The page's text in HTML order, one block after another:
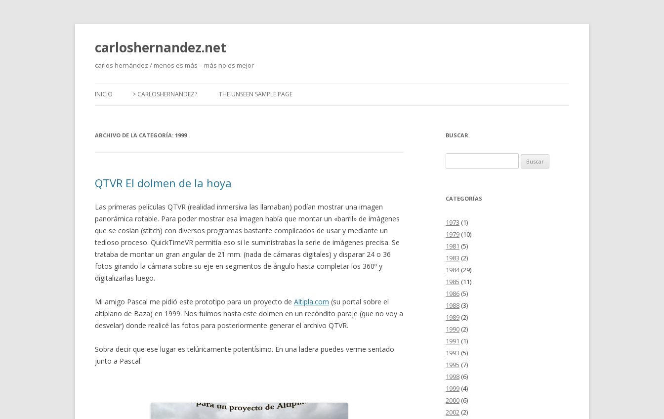
carloshernandez.net
carlos hernández / menos es más – más no es mejor
INICIO > CARLOSHERNANDEZ? THE UNSEEN SAMPLE PAGE
ARCHIVO DE LA CATEGORÍA: 1999
QTVR El dolmen de la hoya
Las primeras películas QTVR (realidad inmersiva las llamaban) podían mostrar una imagen
panorámica rotable. Para poder mostrar esa imagen había que montar un «barril» de imágenes
que se cosían (stitch) con diversos programas bastante complicados de usar y mediante un
tedioso proceso. QuickTimeVR permitía eso si le suministrabas la serie de imágenes precisa. Se
trataba de montar un gran angular de 21 mm. (nada de cámaras digitales) y disparar 24 o 36
fotos girando la cámara sobre su eje en segmentos de ángulo hasta completar los 360º y
digitalizarlas luego.
Mi amigo Pascal me pidió este prototipo para un proyecto de Altipla.com (su portal sobre el
altiplano de Baza) en 1999. Nos fuimos hasta este dolmen en un recóndito paraje (que no voy a
desvelar) donde realicé las fotos para posteriormente generar el archivo QTVR.
Sobra decir que ese lugar es telúricamente potentísimo. En una ladera puedes verme sentado
junto a Pascal.
BUSCAR
CATEGORÍAS
1973 (1)
1979 (10)
1981 (5)
1983 (2)
1984(29)
1985 (11)
1986 (5)
1988 (3)
1989 (2)
1990 (2)
1991 (1)
1993 (5)
1995 (7)
1998 (6)
1999 (4)
2000 (6)
2002 (2)